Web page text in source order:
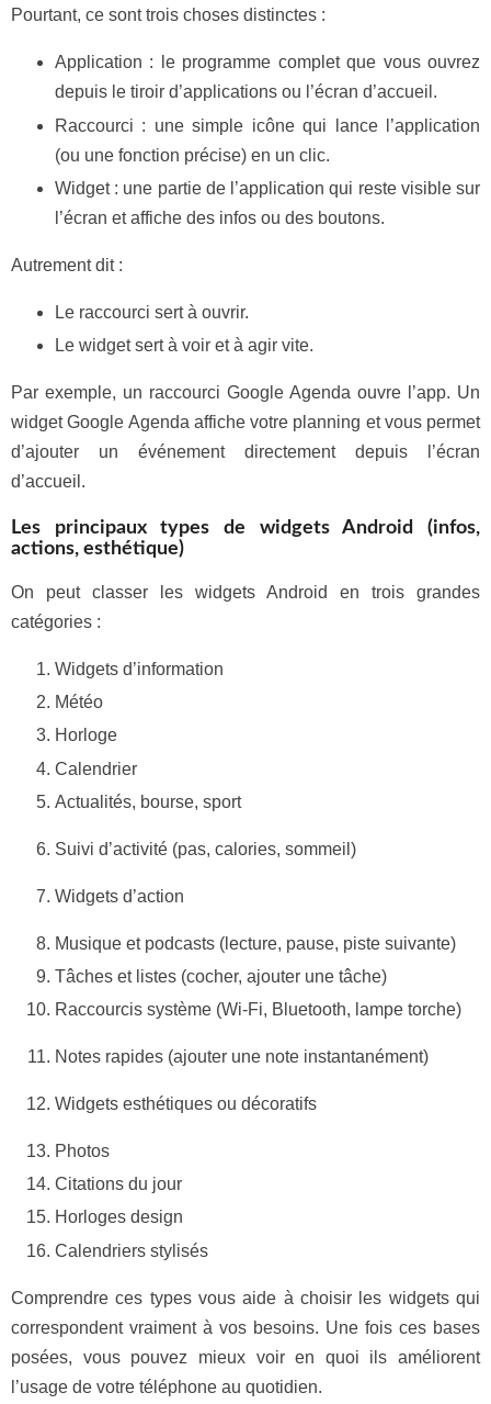
Pourtant, ce sont trois choses distinctes :
Application : le programme complet que vous ouvrez
depuis le tiroir d’applications ou l’écran d’accueil.
Raccourci : une simple icône qui lance l’application
(ou une fonction précise) en un clic.
Widget : une partie de l’application qui reste visible sur
l’écran et affiche des infos ou des boutons.
Autrement dit :
Le raccourci sert à ouvrir.
Le widget sert à voir et à agir vite.
Par exemple, un raccourci Google Agenda ouvre l’app. Un
widget Google Agenda affiche votre planning et vous permet
d’ajouter un événement directement depuis l’écran
d’accueil.
Les principaux types de widgets Android (infos,
actions, esthétique)
On peut classer les widgets Android en trois grandes
catégories :
Widgets d’information
Météo
Horloge
Calendrier
Actualités, bourse, sport
Suivi d’activité (pas, calories, sommeil)
Widgets d’action
Musique et podcasts (lecture, pause, piste suivante)
Tâches et listes (cocher, ajouter une tâche)
Raccourcis système (Wi‑Fi, Bluetooth, lampe torche)
Notes rapides (ajouter une note instantanément)
Widgets esthétiques ou décoratifs
Photos
Citations du jour
Horloges design
Calendriers stylisés
Comprendre ces types vous aide à choisir les widgets qui
correspondent vraiment à vos besoins. Une fois ces bases
posées, vous pouvez mieux voir en quoi ils améliorent
l’usage de votre téléphone au quotidien.